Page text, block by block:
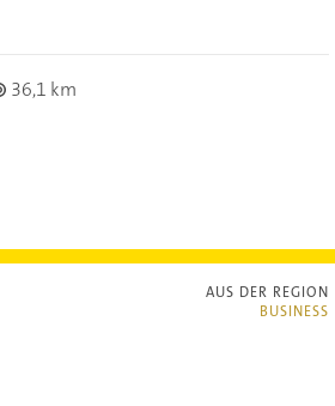
36,1 km
AUS DER REGION
BUSINESS